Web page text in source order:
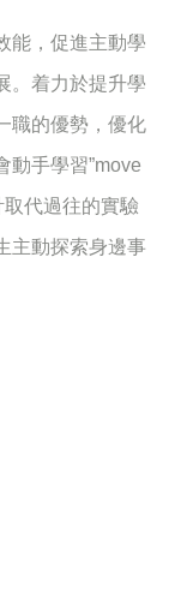
能，促進主動學
。着力於提升學
職的優勢，優化
動手學習”move
代過往的實驗
主動探索身邊事